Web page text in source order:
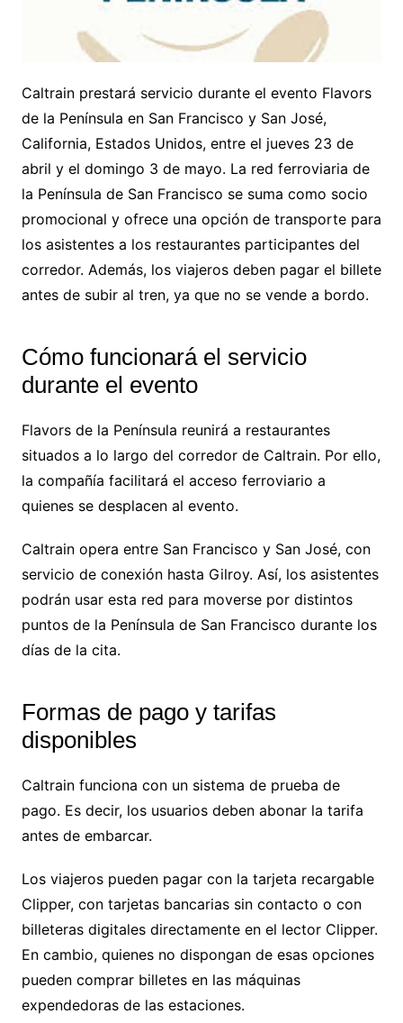
Caltrain prestará servicio durante el evento Flavors
de la Península en San Francisco y San José,
California, Estados Unidos, entre el jueves 23 de
abril y el domingo 3 de mayo. La red ferroviaria de
la Península de San Francisco se suma como socio
promocional y ofrece una opción de transporte para
los asistentes a los restaurantes participantes del
corredor. Además, los viajeros deben pagar el billete
antes de subir al tren, ya que no se vende a bordo.
Cómo funcionará el servicio
durante el evento
Flavors de la Península reunirá a restaurantes
situados a lo largo del corredor de Caltrain. Por ello,
la compañía facilitará el acceso ferroviario a
quienes se desplacen al evento.
Caltrain opera entre San Francisco y San José, con
servicio de conexión hasta Gilroy. Así, los asistentes
podrán usar esta red para moverse por distintos
puntos de la Península de San Francisco durante los
días de la cita.
Formas de pago y tarifas
disponibles
Caltrain funciona con un sistema de prueba de
pago. Es decir, los usuarios deben abonar la tarifa
antes de embarcar.
Los viajeros pueden pagar con la tarjeta recargable
Clipper, con tarjetas bancarias sin contacto o con
billeteras digitales directamente en el lector Clipper.
En cambio, quienes no dispongan de esas opciones
pueden comprar billetes en las máquinas
expendedoras de las estaciones.